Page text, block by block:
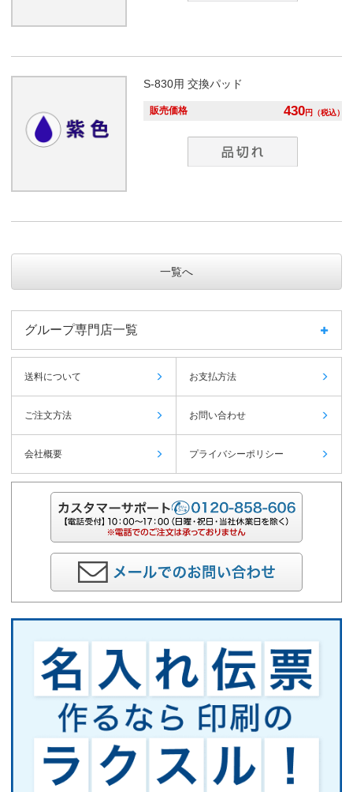
S-830用 交換パッド
販売価格 430円 （税込）
一覧へ
グループ専門店一覧
送料について お支払方法
ご注文方法 お問い合わせ
会社概要 プライバシーポリシー